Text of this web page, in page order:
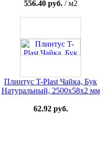
556.40 руб./ м2
Плинтус T-Plast Чайка, Бук
Натуральный, 2500х58х2 мм
62.92 руб.